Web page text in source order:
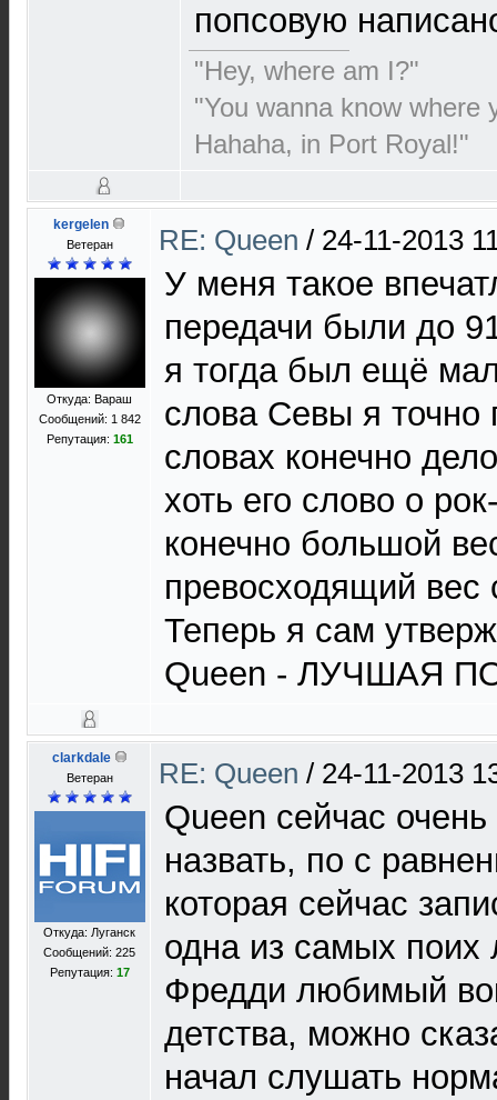
попсовую
"Hey, where am I?"
"You wanna know where
Hahaha, in Port Royal!"
kergelen
Ветеран
Откуда: Вараш
Сообщений: 1 842
Репутация: 161
RE: Queen / 24-11-2013
У меня такое
передачи были до
я тогда был ещё
слова Севы я
словах конечно
хоть его слово о
конечно большой
превосходящий вес
Теперь я сам
Queen - ЛУЧШАЯ
clarkdale
Ветеран
Откуда: Луганск
Сообщений: 225
Репутация: 17
RE: Queen / 24-11-2013
Queen сейчас
назвать, по с
которая сейчас
одна из самых
Фредди любимый
детства, можно
начал слушать